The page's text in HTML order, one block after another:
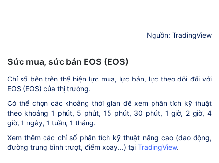
Nguồn: TradingView
Sức mua, sức bán EOS (EOS)
Chỉ số bên trên thể hiện lực mua, lực bán, lực theo dõi đối với
EOS (EOS) của thị trường.
Có thể chọn các khoảng thời gian để xem phân tích kỹ thuật
theo khoảng 1 phút, 5 phút, 15 phút, 30 phút, 1 giờ, 2 giờ, 4
giờ, 1 ngày, 1 tuần, 1 tháng.
Xem thêm các chỉ số phân tích kỹ thuật nâng cao (dao động,
đường trung bình trượt, điểm xoay...) tại TradingView.